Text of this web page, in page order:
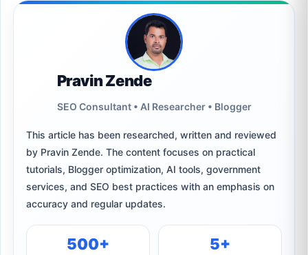
Pravin Zende
SEO Consultant • AI Researcher • Blogger
This article has been researched, written and reviewed
by Pravin Zende. The content focuses on practical
tutorials, Blogger optimization, AI tools, government
services, and SEO best practices with an emphasis on
accuracy and regular updates.
500+ 5+